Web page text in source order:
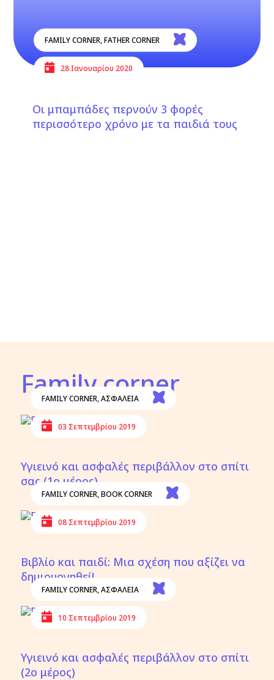
FAMILY CORNER,FATHER CORNER
28 Ιανουαρίου 2020
Οι μπαμπάδες περνούν 3 φορές
περισσότερο χρόνο με τα παιδιά τους
Family corner
FAMILY CORNER,ΑΣΦΑΛΕΙΑ
03 Σεπτεμβρίου 2019
Υγιεινό και ασφαλές περιβάλλον στο σπίτι
σας (1ο μέρος)
FAMILY CORNER,BOOK CORNER
08 Σεπτεμβρίου 2019
Βιβλίο και παιδί: Μια σχέση που αξίζει να
δημιουργηθεί!
FAMILY CORNER,ΑΣΦΑΛΕΙΑ
10 Σεπτεμβρίου 2019
Υγιεινό και ασφαλές περιβάλλον στο σπίτι
(2ο μέρος)